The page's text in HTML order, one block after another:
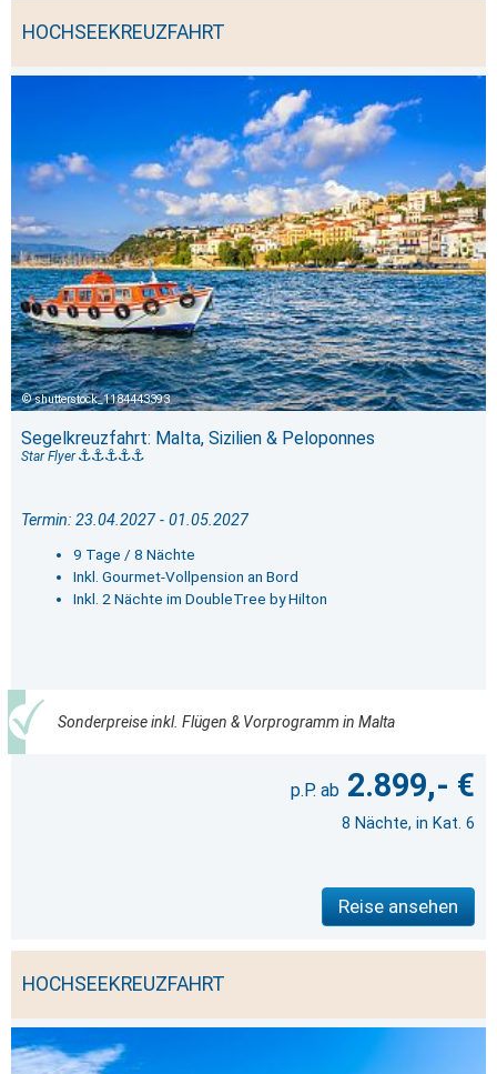
HOCHSEEKREUZFAHRT
shutterstock_1184443393
Segelkreuzfahrt: Malta, Sizilien & Peloponnes
Star Flyer
Termin: 23.04.2027 - 01.05.2027
9 Tage / 8 Nächte
Inkl. Gourmet-Vollpension an Bord
Inkl. 2 Nächte im DoubleTree by Hilton
Sonderpreise inkl. Flügen & Vorprogramm in Malta
2.899,- €
8 Nächte, in Kat. 6
Reise ansehen
HOCHSEEKREUZFAHRT